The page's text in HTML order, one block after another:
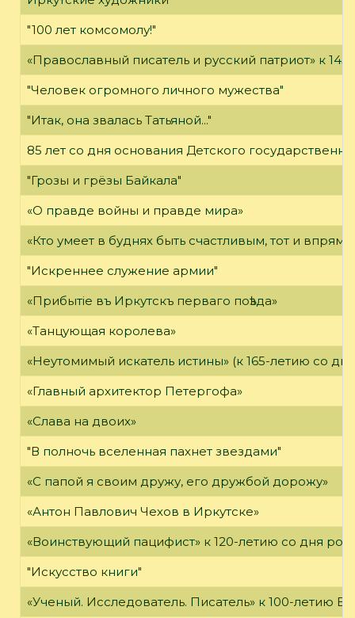
"100 лет комсомолу!"
«Православный писатель и русский патриот» к
"Человек огромного личного мужества"
"Итак, она звалась Татьяной..."
85 лет со дня основания Детского
"Грозы и грёзы Байкала"
«О правде войны и правде мира»
«Кто умеет в буднях быть счастливым, тот и
"Искреннее служение армии"
«Прибытie въ Иркутскъ перваго поѣзда»
«Танцующая королева»
«Неутомимый искатель истины» (к 165-летию со
«Главный архитектор Петергофа»
«Слава на двоих»
"В полночь вселенная пахнет звездами"
«С папой я своим дружу, его дружбой дорожу»
«Антон Павлович Чехов в Иркутске»
«Воинствующий пацифист» к 120-летию со дня
"Искусство книги"
«Ученый. Исследователь. Писатель» к 100-летию